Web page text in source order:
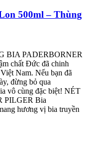
500ml – Thùng
BIA PADERBORNER
chất Đức đã chinh
Nam. Nếu bạn đã
đừng bỏ qua
vô cùng đặc biệt! NÉT
PILGER Bia
hương vị bia truyền